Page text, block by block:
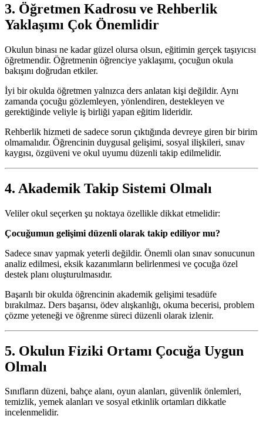
3. Öğretmen Kadrosu ve Rehberlik
Yaklaşımı Çok Önemlidir
Okulun binası ne kadar güzel olursa olsun, eğitimin gerçek taşıyıcısı
öğretmendir. Öğretmenin öğrenciye yaklaşımı, çocuğun okula
bakışını doğrudan etkiler.
İyi bir okulda öğretmen yalnızca ders anlatan kişi değildir. Aynı
zamanda çocuğu gözlemleyen, yönlendiren, destekleyen ve
gerektiğinde veliyle iş birliği yapan eğitim lideridir.
Rehberlik hizmeti de sadece sorun çıktığında devreye giren bir birim
olmamalıdır. Öğrencinin duygusal gelişimi, sosyal ilişkileri, sınav
kaygısı, özgüveni ve okul uyumu düzenli takip edilmelidir.
4. Akademik Takip Sistemi Olmalı
Veliler okul seçerken şu noktaya özellikle dikkat etmelidir:
Çocuğumun gelişimi düzenli olarak takip ediliyor mu?
Sadece sınav yapmak yeterli değildir. Önemli olan sınav sonucunun
analiz edilmesi, eksik kazanımların belirlenmesi ve çocuğa özel
destek planı oluşturulmasıdır.
Başarılı bir okulda öğrencinin akademik gelişimi tesadüfe
bırakılmaz. Ders başarısı, ödev alışkanlığı, okuma becerisi, problem
çözme yeteneği ve öğrenme süreci düzenli olarak izlenir.
5. Okulun Fiziki Ortamı Çocuğa Uygun
Olmalı
Sınıfların düzeni, bahçe alanı, oyun alanları, güvenlik önlemleri,
temizlik, yemek alanları ve sosyal etkinlik ortamları dikkatle
incelenmelidir.